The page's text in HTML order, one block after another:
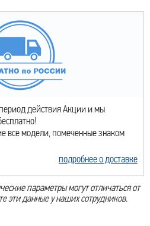
действия Акции и мы
все модели, помеченные знаком
подробнее о доставке
параметры могут отличаться от
эти данные у наших сотрудников.